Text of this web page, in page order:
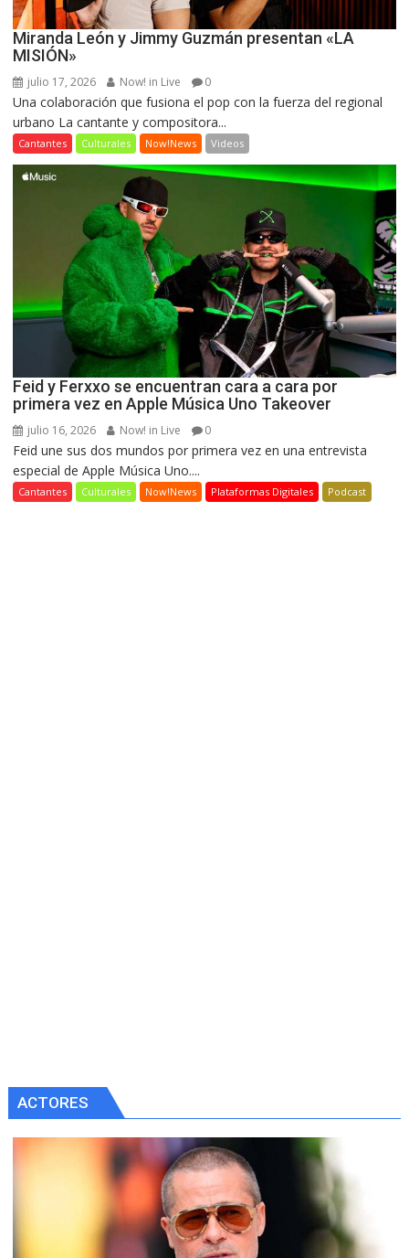
Miranda León y Jimmy Guzmán presentan «LA
MISIÓN»
julio 17, 2026 Now! in Live 0
Una colaboración que fusiona el pop con la fuerza del regional
urbano La cantante y compositora...
Cantantes Culturales Now!News Videos
Feid y Ferxxo se encuentran cara a cara por
primera vez en Apple Música Uno Takeover
julio 16, 2026 Now! in Live 0
Feid une sus dos mundos por primera vez en una entrevista
especial de Apple Música Uno....
Cantantes Culturales Now!News Plataformas Digitales Podcast
ACTORES